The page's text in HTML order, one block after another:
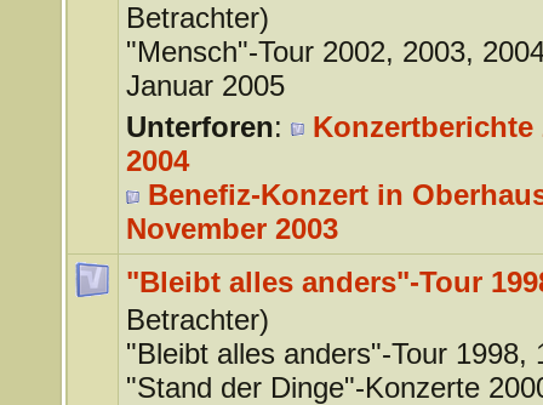
Betrachter)
"Mensch"-Tour 2002, 2003,
Januar 2005
Unterforen:
Konzertberichte
2004
Benefiz-Konzert in
November 2003
"Bleibt alles anders"-Tour
Betrachter)
"Bleibt alles anders"-Tour 1998,
"Stand der Dinge"-Konzerte